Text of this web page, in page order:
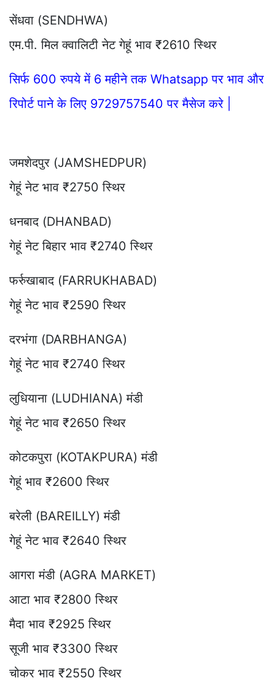
सेंधवा (SENDHWA)
एम.पी. मिल क्वालिटी नेट गेहूं भाव ₹2610 स्थिर
सिर्फ 600 रुपये में 6 महीने तक Whatsapp पर भाव और
रिपोर्ट पाने के लिए 9729757540 पर मैसेज करे |
जमशेदपुर (JAMSHEDPUR)
गेहूं नेट भाव ₹2750 स्थिर
धनबाद (DHANBAD)
गेहूं नेट बिहार भाव ₹2740 स्थिर
फर्रुखाबाद (FARRUKHABAD)
गेहूं नेट भाव ₹2590 स्थिर
दरभंगा (DARBHANGA)
गेहूं नेट भाव ₹2740 स्थिर
लुधियाना (LUDHIANA) मंडी
गेहूं नेट भाव ₹2650 स्थिर
कोटकपुरा (KOTAKPURA) मंडी
गेहूं भाव ₹2600 स्थिर
बरेली (BAREILLY) मंडी
गेहूं नेट भाव ₹2640 स्थिर
आगरा मंडी (AGRA MARKET)
आटा भाव ₹2800 स्थिर
मैदा भाव ₹2925 स्थिर
सूजी भाव ₹3300 स्थिर
चोकर भाव ₹2550 स्थिर